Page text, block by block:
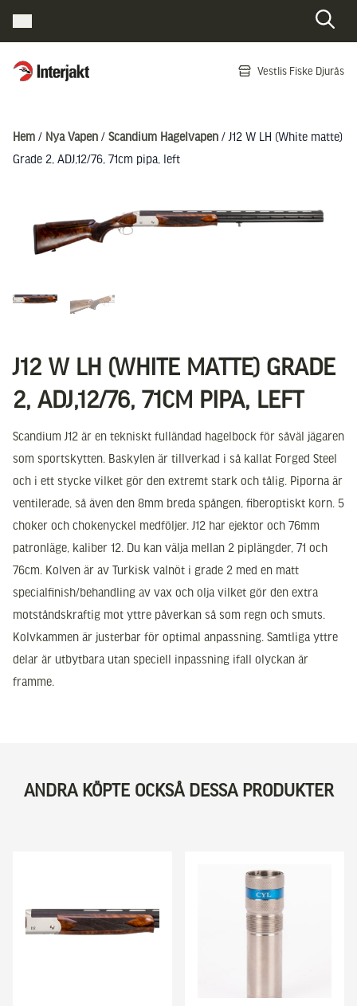
Interjakt SE Vestlis Fiske Djurås
Hem / Nya Vapen / Scandium Hagelvapen / J12 W LH (White matte)
Grade 2, ADJ,12/76, 71cm pipa, left
J12 W LH (WHITE MATTE) GRADE
2, ADJ,12/76, 71CM PIPA, LEFT
Scandium J12 är en tekniskt fulländad hagelbock för såväl jägaren
som sportskytten. Baskylen är tillverkad i så kallat Forged Steel
och i ett stycke vilket gör den extremt stark och tålig. Piporna är
ventilerade, så även den 8mm breda spången, fiberoptiskt korn. 5
choker och chokenyckel medföljer. J12 har ejektor och 76mm
patronläge, kaliber 12. Du kan välja mellan 2 piplängder, 71 och
76cm. Kolven är av Turkisk valnöt i grade 2 med en matt
specialfinish/behandling av vax och olja vilket gör den extra
motståndskraftig mot yttre påverkan så som regn och smuts.
Kolvkammen är justerbar för optimal anpassning. Samtliga yttre
delar är utbytbara utan speciell inpassning ifall olyckan är
framme.
ANDRA KÖPTE OCKSÅ DESSA PRODUKTER